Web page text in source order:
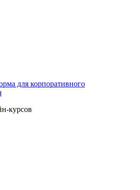
для корпоративного
курсов